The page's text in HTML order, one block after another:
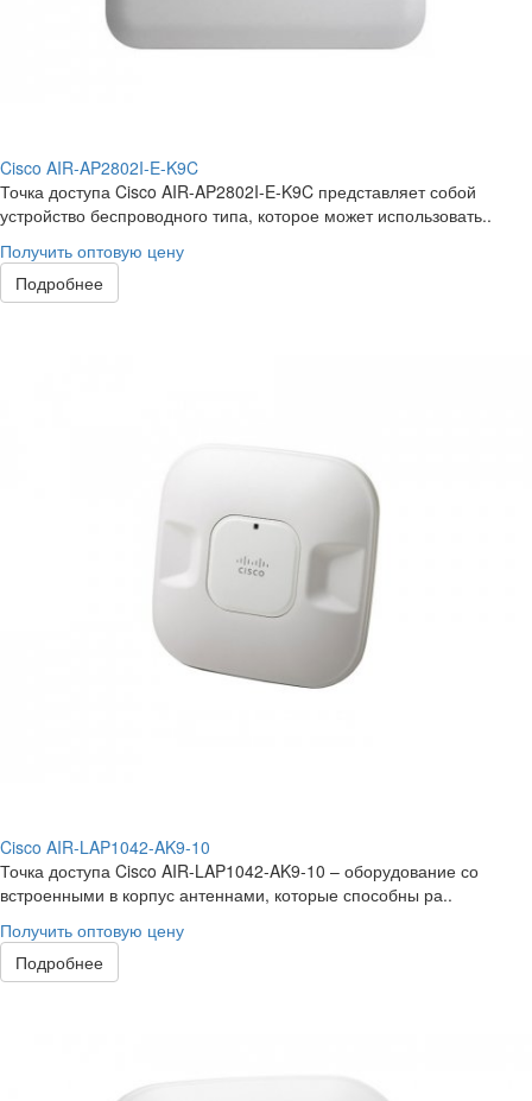
Cisco AIR-AP2802I-E-K9C
Точка доступа Cisco AIR-AP2802I-E-K9C представляет собой
устройство беспроводного типа, которое может использовать..
Получить оптовую цену
Подробнее
Cisco AIR-LAP1042-AK9-10
Точка доступа Cisco AIR-LAP1042-AK9-10 – оборудование со
встроенными в корпус антеннами, которые способны ра..
Получить оптовую цену
Подробнее